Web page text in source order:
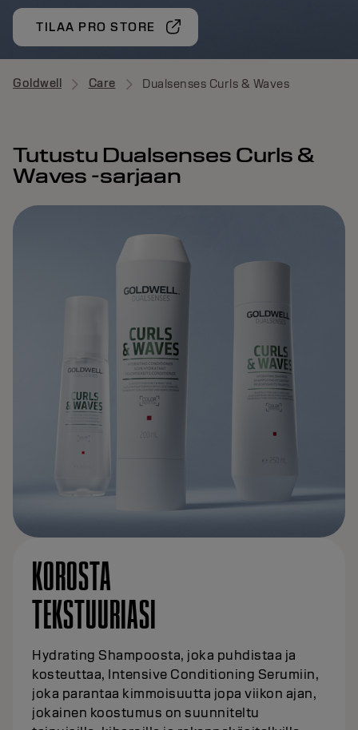
TILAA PRO STORE
Goldwell Care Dualsenses Curls & Waves
Tutustu Dualsenses Curls &
Waves -sarjaan
KOROSTA
TEKSTUURIASI
Hydrating Shampoosta, joka puhdistaa ja
kosteuttaa, Intensive Conditioning Serumiin,
joka parantaa kimmoisuutta jopa viikon ajan,
jokainen koostumus on suunniteltu